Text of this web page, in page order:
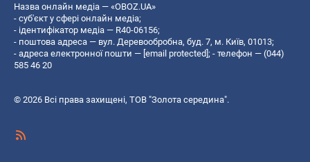
Назва онлайн медіа — «OBOZ.UA»
- суб'єкт у сфері онлайн медіа;
- ідентифікатор медіа — R40-06156;
- поштова адреса — вул. Деревообробна, буд. 7, м. Київ, 01013;
- адреса електронної пошти — [email protected]; - телефон — (044)
585 46 20
© 2026 Всі права захищені, ТОВ "Золота середина".